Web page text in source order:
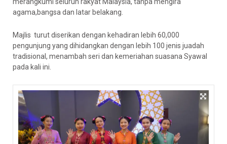
agama,bangsa dan latar belakang.
Majlis turut diserikan dengan kehadiran lebih 60,000
pengunjung yang dihidangkan dengan lebih 100 jenis juadah
tradisional, menambah seri dan kemeriahan suasana Syawal
pada kali ini.